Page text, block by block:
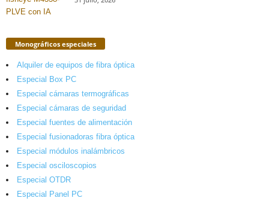
Monográficos especiales
Alquiler de equipos de fibra óptica
Especial Box PC
Especial cámaras termográficas
Especial cámaras de seguridad
Especial fuentes de alimentación
Especial fusionadoras fibra óptica
Especial módulos inalámbricos
Especial osciloscopios
Especial OTDR
Especial Panel PC